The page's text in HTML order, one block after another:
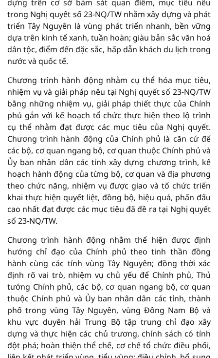
dựng trên cơ sở bám sát quan điểm, mục tiêu nêu
trong Nghị quyết số 23-NQ/TW nhằm xây dựng và phát
triển Tây Nguyên là vùng phát triển nhanh, bền vững
dựa trên kinh tế xanh, tuần hoàn; giàu bản sắc văn hoá
dân tộc, điểm đến đặc sắc, hấp dẫn khách du lịch trong
nước và quốc tế.
Chương trình hành động nhằm cụ thể hóa mục tiêu,
nhiệm vụ và giải pháp nêu tại Nghị quyết số 23-NQ/TW
bằng những nhiệm vụ, giải pháp thiết thực của Chính
phủ gắn với kế hoạch tổ chức thực hiện theo lộ trình
cụ thể nhằm đạt được các mục tiêu của Nghị quyết.
Chương trình hành động của Chính phủ là căn cứ để
các bộ, cơ quan ngang bộ, cơ quan thuộc Chính phủ và
Ủy ban nhân dân các tỉnh xây dựng chương trình, kế
hoạch hành động của từng bộ, cơ quan và địa phương
theo chức năng, nhiệm vụ được giao và tổ chức triển
khai thực hiện quyết liệt, đồng bộ, hiệu quả, phấn đấu
cao nhất đạt được các mục tiêu đã đề ra tại Nghị quyết
số 23-NQ/TW.
Chương trình hành động nhằm thể hiện được định
hướng chỉ đạo của Chính phủ theo tinh thần đồng
hành cùng các tỉnh vùng Tây Nguyên; đồng thời xác
định rõ vai trò, nhiệm vụ chủ yếu để Chính phủ, Thủ
tướng Chính phủ, các bộ, cơ quan ngang bộ, cơ quan
thuộc Chính phủ và Ủy ban nhân dân các tỉnh, thành
phố trong vùng Tây Nguyên, vùng Đông Nam Bộ và
khu vực duyên hải Trung Bộ tập trung chỉ đạo xây
dựng và thực hiện các chủ trương, chính sách có tính
đột phá; hoàn thiện thể chế, cơ chế tổ chức điều phối,